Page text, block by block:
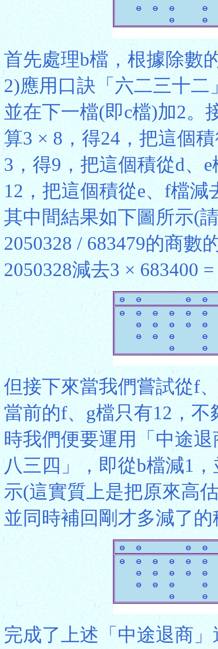
首先處理b檔，根據除數
2)應用口訣「六二三十二
並在下一檔(即c檔)加2。
算3 × 8，得24，把這個
3，得9，把這個積從d、
12，把這個積從e、f檔
其中間結果如下圖所示(
2050328 / 683479的商數
2050328減去3 × 683400
但接下來當我們嘗試從f
當前的f、g檔只有12，
時我們便要運用「中途
八三四」，即從b檔減1
示(這實質上是把原來高
並同時補回剛才多減了的
完成了上述「中途退商